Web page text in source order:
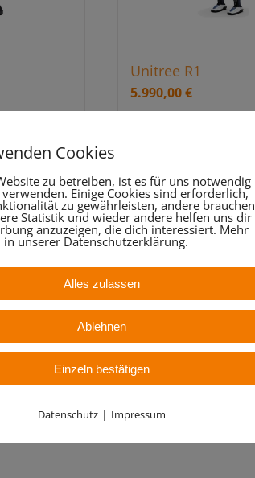
Details
Unitree R1
5.990,00€
In den
Warenkorb
Cookies
zu betreiben, ist es für uns notwendig
verwenden. Einige Cookies sind erforderlich,
zu gewährleisten, andere brauchen
Statistik und wieder andere helfen uns dir
anzuzeigen, die dich interessiert. Mehr
unserer Datenschutzerklärung.
Alles zulassen
Ablehnen
Einzeln bestätigen
Datenschutz| Impressum